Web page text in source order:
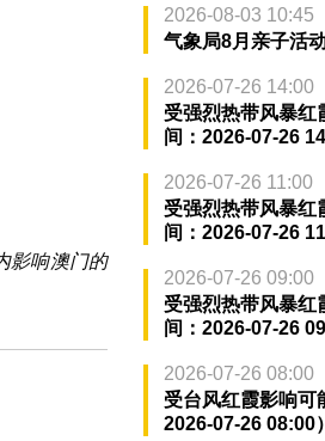
影响澳门的
2026-08-03 10:45
气象局8月亲子活
2026-07-26 14:00
受强烈热带风暴红
间：2026-07-26
2026-07-26 11:00
受强烈热带风暴红
间：2026-07-26
2026-07-26 09:00
受强烈热带风暴红
间：2026-07-26
2026-07-26 08:00
受台风红霞影响可
2026-07-26 08:00）